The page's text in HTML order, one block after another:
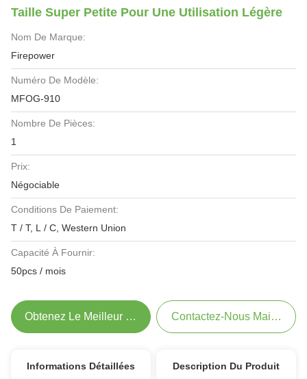
Taille Super Petite Pour Une Utilisation Légère
Nom De Marque:
Firepower
Numéro De Modèle:
MFOG-910
Nombre De Pièces:
1
Prix:
Négociable
Conditions De Paiement:
T / T, L / C, Western Union
Capacité À Fournir:
50pcs / mois
Obtenez Le Meilleur Prix Contactez-Nous Maintenant
Informations Détaillées Description Du Produit